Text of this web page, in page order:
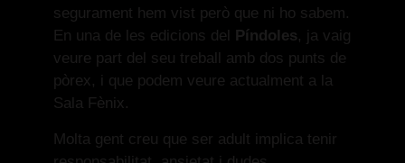
segurament hem vist però que ni ho sabem.
En una de les edicions del Píndoles, ja vaig
veure part del seu treball amb dos punts de
pòrex, i que podem veure actualment a la
Sala Fènix.
Molta gent creu que ser adult implica tenir